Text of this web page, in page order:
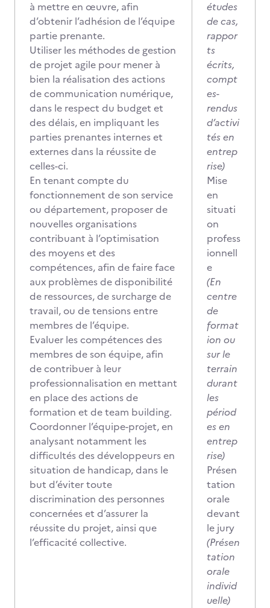
à mettre en œuvre, afin
d’obtenir l’adhésion de l’équipe
partie prenante.
Utiliser les méthodes de gestion
de projet agile pour mener à
bien la réalisation des actions
de communication numérique,
dans le respect du budget et
des délais, en impliquant les
parties prenantes internes et
externes dans la réussite de
celles-ci.
En tenant compte du
fonctionnement de son service
ou département, proposer de
nouvelles organisations
contribuant à l’optimisation
des moyens et des
compétences, afin de faire face
aux problèmes de disponibilité
de ressources, de surcharge de
travail, ou de tensions entre
membres de l’équipe.
Evaluer les compétences des
membres de son équipe, afin
de contribuer à leur
professionnalisation en mettant
en place des actions de
formation et de team building.
Coordonner l’équipe-projet, en
analysant notamment les
difficultés des développeurs en
situation de handicap, dans le
but d’éviter toute
discrimination des personnes
concernées et d’assurer la
réussite du projet, ainsi que
l’efficacité collective.
études
de cas,
rappor
ts
écrits,
compt
es-
rendus
d’activi
tés en
entrep
rise)
Mise
en
situati
on
profess
ionnell
e
(En
centre
de
format
ion ou
sur le
terrain
durant
les
périod
es en
entrep
rise)
Présen
tation
orale
devant
le jury
(Présen
tation
orale
individ
uelle)